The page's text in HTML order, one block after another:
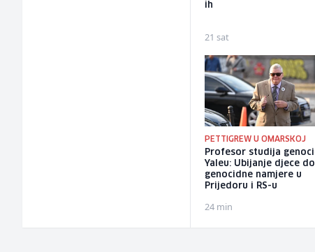
ih
21 sat
PETTIGREW U OMARSKOJ
Profesor studija
Yaleu: Ubijanje djece
genocidne namjere u
Prijedoru i RS-u
24 min